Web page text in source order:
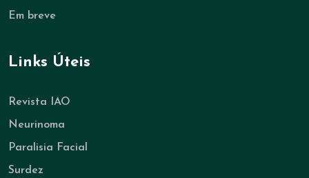
Em breve
Links Úteis
Revista IAO
Neurinoma
Paralisia Facial
Surdez